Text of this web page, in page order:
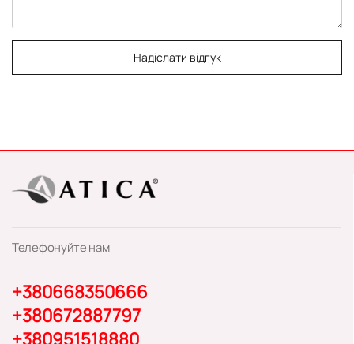
Надіслати відгук
Телефонуйте нам
+380668350666
+380672887797